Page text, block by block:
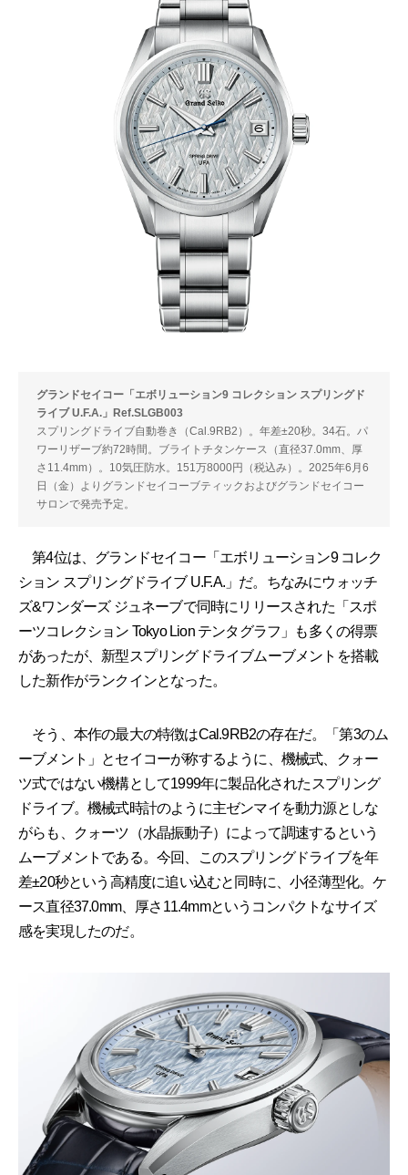
グランドセイコー「エボリューション9 コレクション スプリングド
ライブ U.F.A.」Ref.SLGB003
スプリングドライブ自動巻き（Cal.9RB2）。年差±20秒。34石。パ
ワーリザーブ約72時間。ブライトチタンケース（直径37.0mm、厚
さ11.4mm）。10気圧防水。151万8000円（税込み）。2025年6月6
日（金）よりグランドセイコーブティックおよびグランドセイコー
サロンで発売予定。
第4位は、グランドセイコー「エボリューション9 コレク
ション スプリングドライブ U.F.A.」だ。ちなみにウォッチ
ズ&ワンダーズ ジュネーブで同時にリリースされた「スポ
ーツコレクション Tokyo Lion テンタグラフ」も多くの得票
があったが、新型スプリングドライブムーブメントを搭載
した新作がランクインとなった。
そう、本作の最大の特徴はCal.9RB2の存在だ。「第3のム
ーブメント」とセイコーが称するように、機械式、クォー
ツ式ではない機構として1999年に製品化されたスプリング
ドライブ。機械式時計のように主ゼンマイを動力源としな
がらも、クォーツ（水晶振動子）によって調速するという
ムーブメントである。今回、このスプリングドライブを年
差±20秒という高精度に追い込むと同時に、小径薄型化。ケ
ース直径37.0mm、厚さ11.4mmというコンパクトなサイズ
感を実現したのだ。